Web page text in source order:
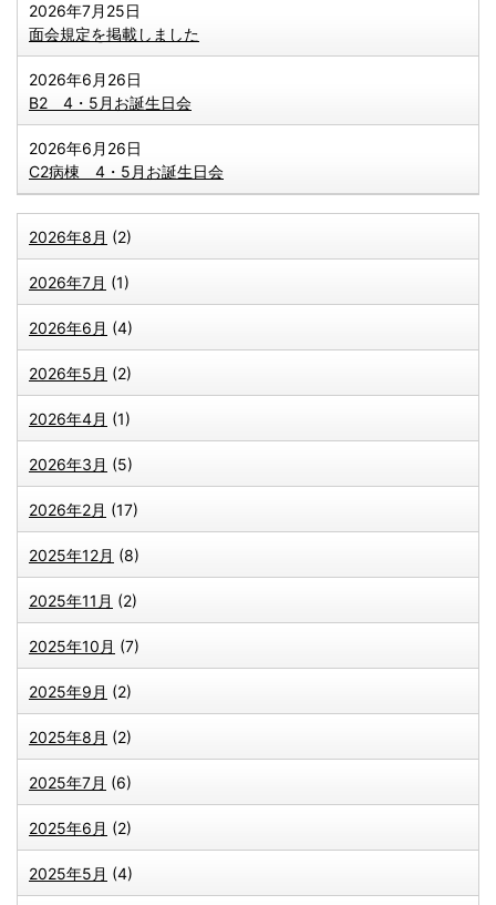
2026年7月25日
面会規定を掲載しました
2026年6月26日
B2 4・5月お誕生日会
2026年6月26日
C2病棟 4・5月お誕生日会
2026年8月 (2)
2026年7月 (1)
2026年6月 (4)
2026年5月 (2)
2026年4月 (1)
2026年3月 (5)
2026年2月 (17)
2025年12月 (8)
2025年11月 (2)
2025年10月 (7)
2025年9月 (2)
2025年8月 (2)
2025年7月 (6)
2025年6月 (2)
2025年5月 (4)